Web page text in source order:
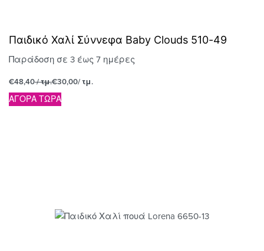
Παιδικό Χαλί Σύννεφα Baby Clouds 510-49
Παράδοση σε 3 έως 7 ημέρες
€48,40/ τμ.€30,00/ τμ.
ΑΓΟΡΑ ΤΩΡΑ